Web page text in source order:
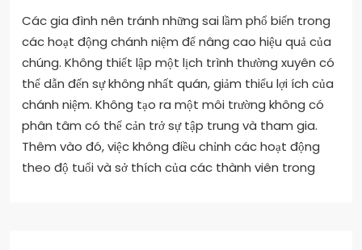
Các gia đình nên tránh những sai lầm phổ biến trong
các hoạt động chánh niệm để nâng cao hiệu quả của
chúng. Không thiết lập một lịch trình thường xuyên có
thể dẫn đến sự không nhất quán, giảm thiểu lợi ích của
chánh niệm. Không tạo ra một môi trường không có
phân tâm có thể cản trở sự tập trung và tham gia.
Thêm vào đó, việc không điều chỉnh các hoạt động
theo độ tuổi và sở thích của các thành viên trong